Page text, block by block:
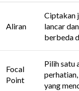
Aliran
Ciptakan
lancar
berbeda
Focal
Point
Pilih satu
yang